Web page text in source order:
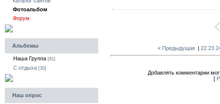
Фотоальбом
Форум
Альбомы
Наша Группа [81]
C отдыха [30]
Наш опрос
« Предыдущая | 22 23
Добавлять комментарии
[